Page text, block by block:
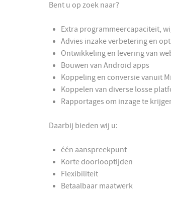
Bent u op zoek naar?
Extra programmeercapaciteit, wij
Advies inzake verbetering en
Ontwikkeling en levering van
Bouwen van Android apps
Koppeling en conversie vanuit
Koppelen van diverse losse
Rapportages om inzage te
Daarbij bieden wij u:
één aanspreekpunt
Korte doorlooptijden
Flexibiliteit
Betaalbaar maatwerk